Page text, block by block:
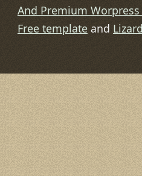
And Premium
Free templateand